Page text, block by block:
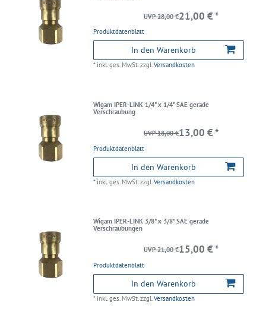
Produktdatenblatt
UVP 28,00 €21,00 € *
In den Warenkorb
* inkl. ges. MwSt.zzgl.Versandkosten
Wigam IPER-LINK 1/4" x 1/4" SAE gerade
Verschraubung
Produktdatenblatt
UVP 18,00 €13,00 € *
In den Warenkorb
* inkl. ges. MwSt. zzgl.Versandkosten
Wigam IPER-LINK 3/8" x 3/8" SAE gerade
Verschraubungen
Produktdatenblatt
UVP 21,00 €15,00 € *
In den Warenkorb
* inkl. ges. MwSt.zzgl.Versandkosten